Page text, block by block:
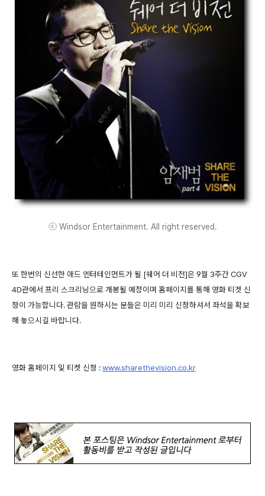
ⓒ Windsor Entertainment. All right reserved.
또 한번의 신선한 애드 엔터테인먼트가 될 [쉐어 더 비전]은 9월 3주간 CGV
4D관에서 프리 스크리닝으로 개봉될 예정이며 홈페이지를 통해 영화 티겟 신
청이 가능합니다. 관람을 원하시는 분들은 미리 미리 신청하셔서 좌석을 확보
해 놓으시길 바랍니다.
영화 홈페이지 및 티켓 신청 :www.sharethevision.co.kr